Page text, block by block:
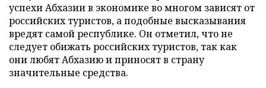
успехи Абхазии в экономике во многом зависят от
российских туристов, а подобные высказывания
вредят самой республике. Он отметил, что не
следует обижать российских туристов, так как
они любят Абхазию и приносят в страну
значительные средства.